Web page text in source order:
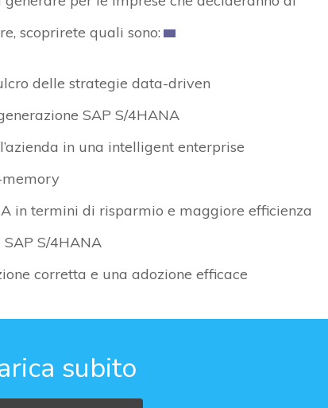
scoprirete quali sono:
delle strategie data-driven
SAP S/4HANA
in una intelligent enterprise
in termini di risparmio e maggiore efficienza
S/4HANA
corretta e una adozione efficace
subito